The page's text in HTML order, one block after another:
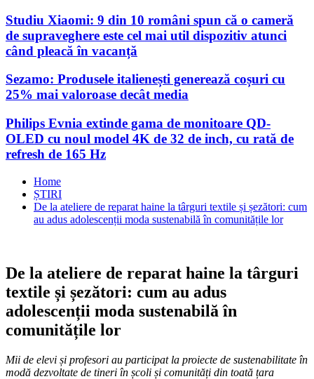
Studiu Xiaomi: 9 din 10 români spun că o cameră
de supraveghere este cel mai util dispozitiv atunci
când pleacă în vacanță
Sezamo: Produsele italienești generează coșuri cu
25% mai valoroase decât media
Philips Evnia extinde gama de monitoare QD-
OLED cu noul model 4K de 32 de inch, cu rată de
refresh de 165 Hz
Home
ȘTIRI
De la ateliere de reparat haine la târguri textile și șezători: cum
au adus adolescenții moda sustenabilă în comunitățile lor
De la ateliere de reparat haine la târguri
textile și șezători: cum au adus
adolescenții moda sustenabilă în
comunitățile lor
Mii de elevi și profesori au participat la proiecte de sustenabilitate în
modă dezvoltate de tineri în școli și comunități din toată țara